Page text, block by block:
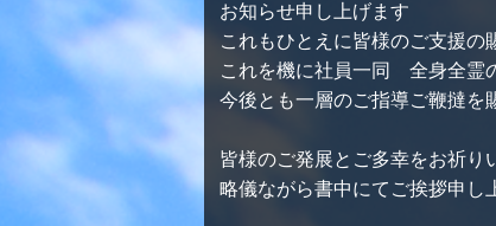
お知らせ申し上げます
これもひとえに皆様のご支援の
これを機に社員一同 全身全霊
今後とも一層のご指導ご鞭撻を
皆様のご発展とご多幸をお祈り
略儀ながら書中にてご挨拶申し